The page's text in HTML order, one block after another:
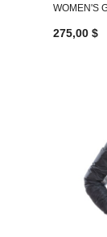
WOMEN'S
275,00 $